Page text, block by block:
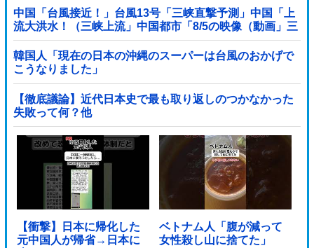
中国「台風接近！」台風13号「三峡直撃予測」中国「上
流大洪水！（三峡上流」中国都市「8/5の映像（動画」三
峡ダム「緊急放流（決壊危機」中国「下流大水害（震え
声」→
韓国人「現在の日本の沖縄のスーパーは台風のおかげで
こうなりました」
【徹底議論】近代日本史で最も取り返しのつかなかった
失敗って何？他
【衝撃】日本に帰化した
元中国人が帰省→日本に
ベトナム人「腹が減って
女性殺し山に捨てた」